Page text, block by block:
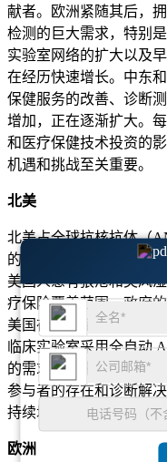
献者。欧洲紧随其后，
检测的巨大需求，特别
实验室网络的扩大以及
在经历快速增长。中东
保健服务的改善、诊断
增加，正在逐渐扩大。
和医疗保健技术投资的
机遇和挑战至关重要。
北美
北美占全球抗核抗体（
的主导地位归因于自身
美国人患有狼疮和类风
疗保险覆盖范围、政府
美国在检测量方面处于
临床实验室采用全自动
的需求，越来越多地采
参与者的存在和诊断解
持续增长。
欧洲